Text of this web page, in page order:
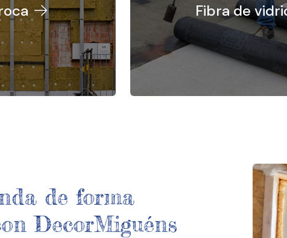
Fibra de
de forma
DecorMiguéns